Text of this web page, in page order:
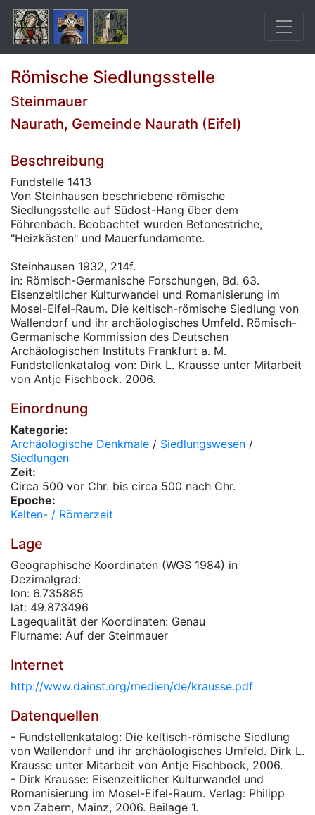
Römische Siedlungsstelle
Steinmauer
Naurath, Gemeinde Naurath (Eifel)
Beschreibung
Fundstelle 1413
Von Steinhausen beschriebene römische
Siedlungsstelle auf Südost-Hang über dem
Föhrenbach. Beobachtet wurden Betonestriche,
"Heizkästen" und Mauerfundamente.
Steinhausen 1932, 214f.
in: Römisch-Germanische Forschungen, Bd. 63.
Eisenzeitlicher Kulturwandel und Romanisierung im
Mosel-Eifel-Raum. Die keltisch-römische Siedlung von
Wallendorf und ihr archäologisches Umfeld. Römisch-
Germanische Kommission des Deutschen
Archäologischen Instituts Frankfurt a. M.
Fundstellenkatalog von: Dirk L. Krausse unter Mitarbeit
von Antje Fischbock. 2006.
Einordnung
Kategorie:
Archäologische Denkmale / Siedlungswesen /
Siedlungen
Zeit:
Circa 500 vor Chr. bis circa 500 nach Chr.
Epoche:
Kelten- / Römerzeit
Lage
Geographische Koordinaten (WGS 1984) in
Dezimalgrad:
lon: 6.735885
lat: 49.873496
Lagequalität der Koordinaten: Genau
Flurname: Auf der Steinmauer
Internet
http://www.dainst.org/medien/de/krausse.pdf
Datenquellen
- Fundstellenkatalog: Die keltisch-römische Siedlung
von Wallendorf und ihr archäologisches Umfeld. Dirk L.
Krausse unter Mitarbeit von Antje Fischbock, 2006.
- Dirk Krausse: Eisenzeitlicher Kulturwandel und
Romanisierung im Mosel-Eifel-Raum. Verlag: Philipp
von Zabern, Mainz, 2006. Beilage 1.